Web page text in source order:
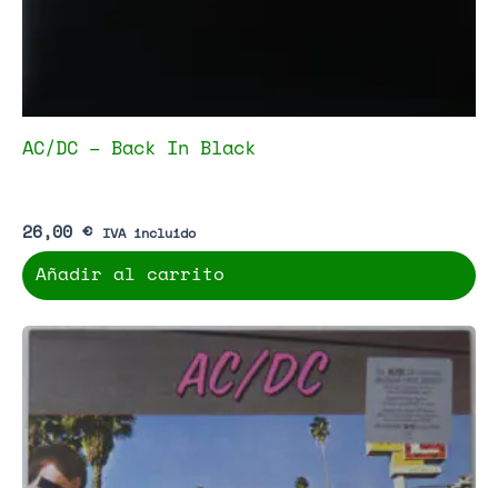
AC/DC – Back In Black
26,00 € IVA incluido
Añadir al carrito